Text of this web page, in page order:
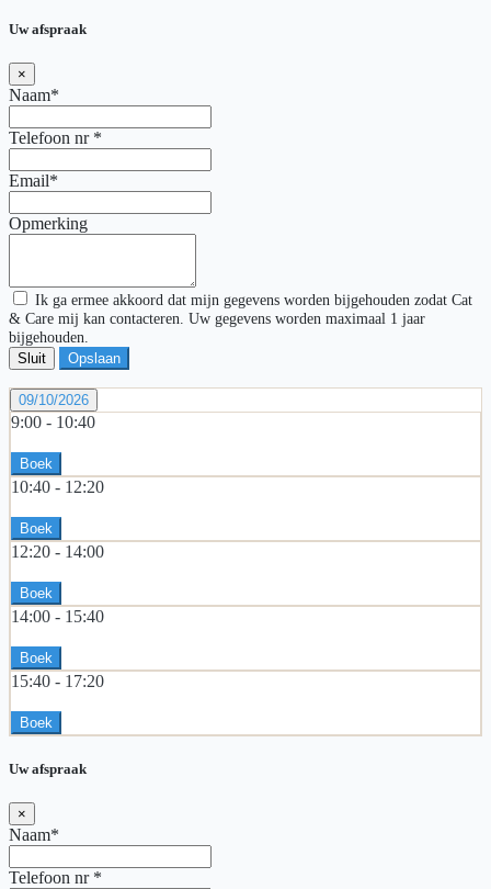
Uw afspraak
×
Naam*
Telefoon nr *
Email*
Opmerking
Ik ga ermee akkoord dat mijn gegevens worden bijgehouden zodat Cat
& Care mij kan contacteren. Uw gegevens worden maximaal 1 jaar
bijgehouden.
Sluit Opslaan
09/10/2026
9:00 - 10:40
Boek
10:40 - 12:20
Boek
12:20 - 14:00
Boek
14:00 - 15:40
Boek
15:40 - 17:20
Boek
Uw afspraak
×
Naam*
Telefoon nr *